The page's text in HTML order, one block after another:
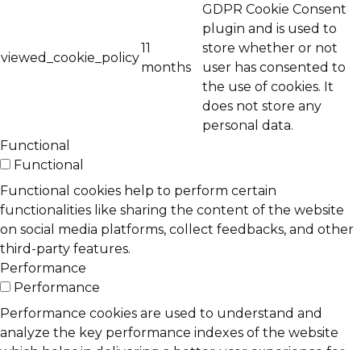
viewed_cookie_policy
11
months
GDPR Cookie Consent
plugin and is used to
store whether or not
user has consented to
the use of cookies. It
does not store any
personal data.
Functional
Functional
Functional cookies help to perform certain
functionalities like sharing the content of the website
on social media platforms, collect feedbacks, and other
third-party features.
Performance
Performance
Performance cookies are used to understand and
analyze the key performance indexes of the website